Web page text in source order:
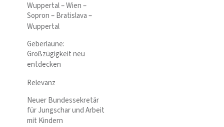
Wuppertal – Wien –
Sopron – Bratislava –
Wuppertal
Geberlaune:
Großzügigkeit neu
entdecken
Relevanz
Neuer Bundessekretär
für Jungschar und Arbeit
mit Kindern